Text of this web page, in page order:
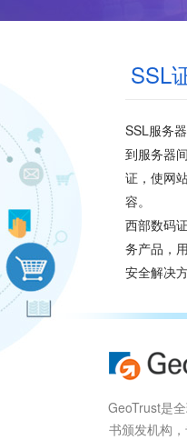
SSL
SSL服务
到服务器
证，使网
容。
西部数码
务产品，
安全解决
GeoTrust是
书颁发机构